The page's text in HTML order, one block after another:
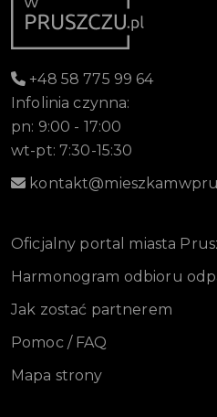
+48 58 775 99 64
Infolinia czynna:
pn: 9:00 - 17:00
wt-pt: 7:30-15:30
Oficjalny portal miasta
Harmonogram odbioru
Jak zostać partnerem
Pomoc / FAQ
Mapa strony